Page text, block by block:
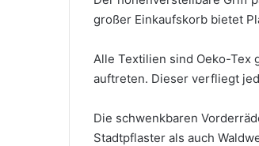
großer Einkaufskorb bietet
Alle Textilien sind Oeko-Tex
auftreten. Dieser verfliegt
Die schwenkbaren
Stadtpflaster als auch